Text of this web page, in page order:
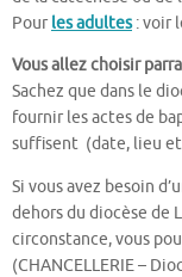
Pour les adultes: voir
Vous allez choisir
Sachez que dans le
fournir les actes de
suffisent (date, lieu et
Si vous avez besoin
dehors du diocèse de
circonstance, vous
(CHANCELLERIE –